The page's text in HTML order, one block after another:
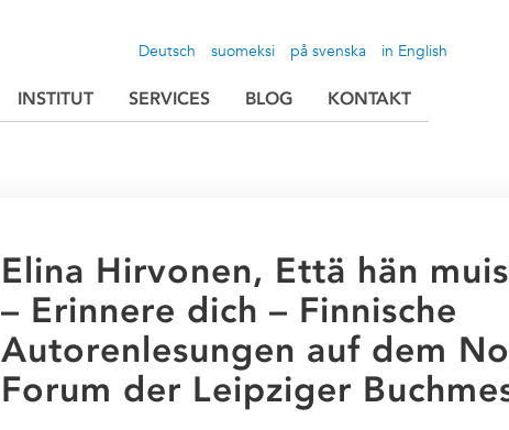
suomeksi
Deutsch på svenska in English
INSTITUT SERVICES BLOG KONTAKT
Elina Hirvonen, Että hän
– Erinnere dich – Finnische
Autorenlesungen auf dem
Forum der Leipziger